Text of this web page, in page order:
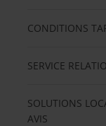
CONDITIONS
SERVICE
SOLUTIONS
AVIS